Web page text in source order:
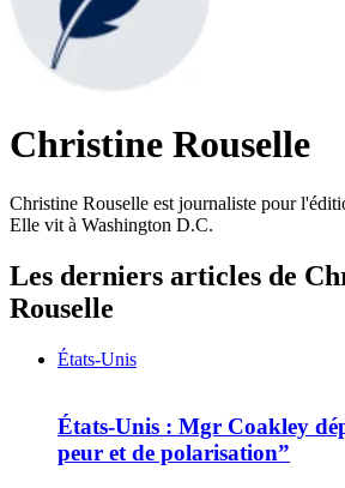
Christine Rouselle
Christine Rouselle est journaliste pour
Elle vit à Washington D.C.
Les derniers articles de
Rouselle
États-Unis
États-Unis : Mgr Coakley
peur et de polarisation”